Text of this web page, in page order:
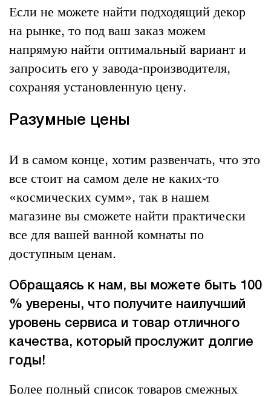
Если не можете найти подходящий декор
на рынке, то под ваш заказ можем
напрямую найти оптимальный вариант и
запросить его у завода-производителя,
сохраняя установленную цену.
Разумные цены
И в самом конце, хотим развенчать, что это
все стоит на самом деле не каких-то
«космических сумм», так в нашем
магазине вы сможете найти практически
все для вашей ванной комнаты по
доступным ценам.
Обращаясь к нам, вы можете быть 100
% уверены, что получите наилучший
уровень сервиса и товар отличного
качества, который прослужит долгие
годы!
Более полный список товаров смежных